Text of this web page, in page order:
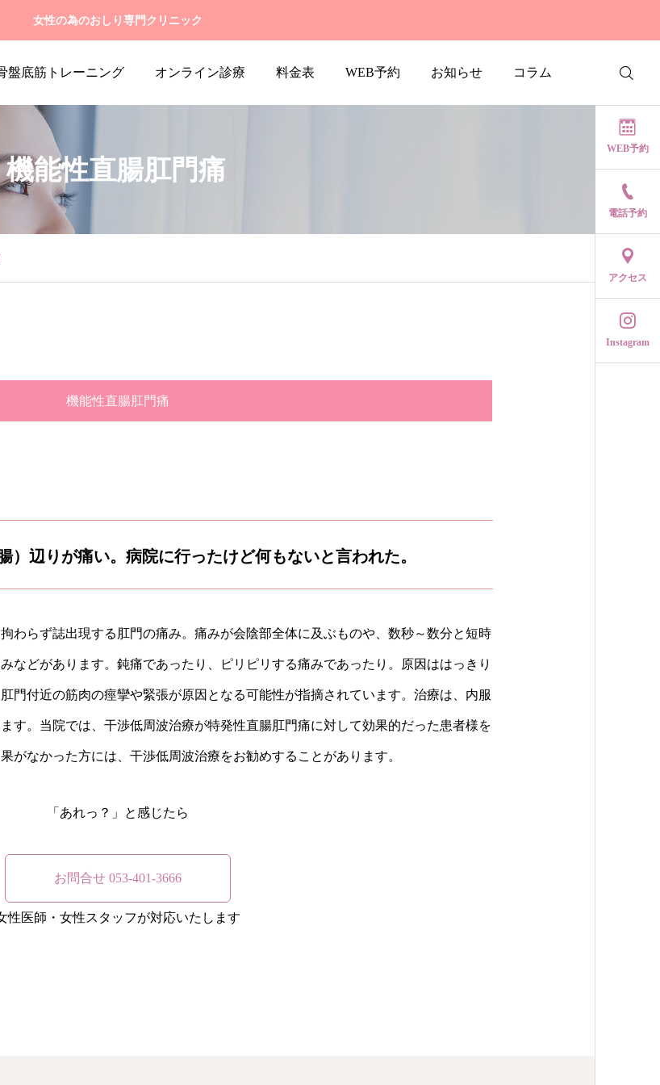
女性の為のおしり専門クリニック
盤底筋トレーニング オンライン診療 料金表 WEB予約 お知らせ コラム
コラム更新
WEB予約
電話予約
アクセス
Instagram
機能性直腸肛門痛
機能性直腸肛門痛
）辺りが痛い。病院に行ったけど何もないと言われた。
わらず誌出現する肛門の痛み。痛みが会陰部全体に及ぶものや、数秒～数分と短時
などがあります。鈍痛であったり、ピリピリする痛みであったり。原因ははっきり
門付近の筋肉の痙攣や緊張が原因となる可能性が指摘されています。治療は、内服
す。当院では、干渉低周波治療が特発性直腸肛門痛に対して効果的だった患者様を
がなかった方には、干渉低周波治療をお勧めすることがあります。
「あれっ？」と感じたら
お問合せ 053-401-3666
性医師・女性スタッフが対応いたします